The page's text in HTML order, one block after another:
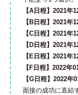
【A日程】2021年
【B日程】2021年
【C日程】2021年
【D日程】2021年
【E日程】2021年
【F日程】2022年
【G日程】2022年
面接の成功に直結